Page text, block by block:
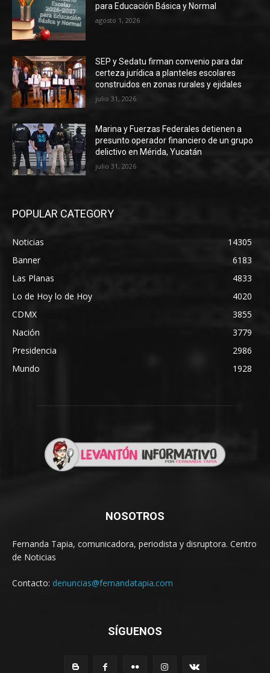
para Educación Básica y Normal
agosto 1, 2026
SEP y Sedatu firman convenio para dar
certeza jurídica a planteles escolares
construidos en zonas rurales y ejidales
julio 31, 2026
Marina y Fuerzas Federales detienen a
presunto operador financiero de un grupo
delictivo en Mérida, Yucatán
julio 31, 2026
POPULAR CATEGORY
Noticias
14305
Banner
6183
Las Planas
4833
Lo de Hoy lo de Hoy
4020
CDMX
3855
Nación
3779
Presidencia
2986
Mundo
1928
NOSOTROS
Fernanda Tapia, comunicadora, periodista y disruptora. Centro
de Noticias
Contacto: denuncias@fernandatapia.com
SÍGUENOS